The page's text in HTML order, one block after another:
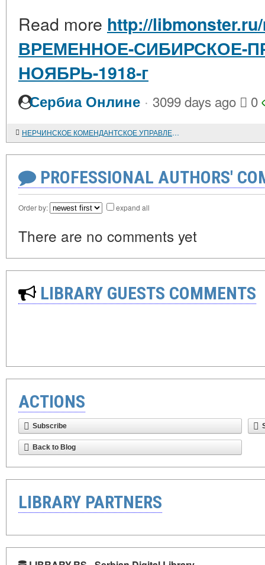
Read more http://
ВРЕМЕННОЕ-СИБИРСКОЕ-
НОЯБРЬ-1918-г
Сербиа Онлине · 3099 days ago 0
НЕРЧИНСКОЕ КОМЕНДАНТСКОЕ УПРАВЛЕНИЕ И ДЕКАБРИСТЫ
PROFESSIONAL AUTHORS'
Order by: expand all
There are no comments yet
LIBRARY GUESTS COMMENTS
ACTIONS
Subscribe
Back to Blog
LIBRARY PARTNERS